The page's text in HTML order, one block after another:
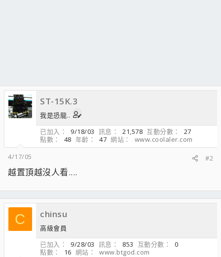
ST-15K.3
我是恐龍..
已加入
9/18/03 訊息 21,578 互動分數
27
點數
48 年齡 47 網站
www.coolaler.com
4/17/05
#2
越置頂越沒人看....
C chinsu
高級會員
已加入
9/28/03 訊息 853 互動分數
0
點數
16 網站
www.btgod.com